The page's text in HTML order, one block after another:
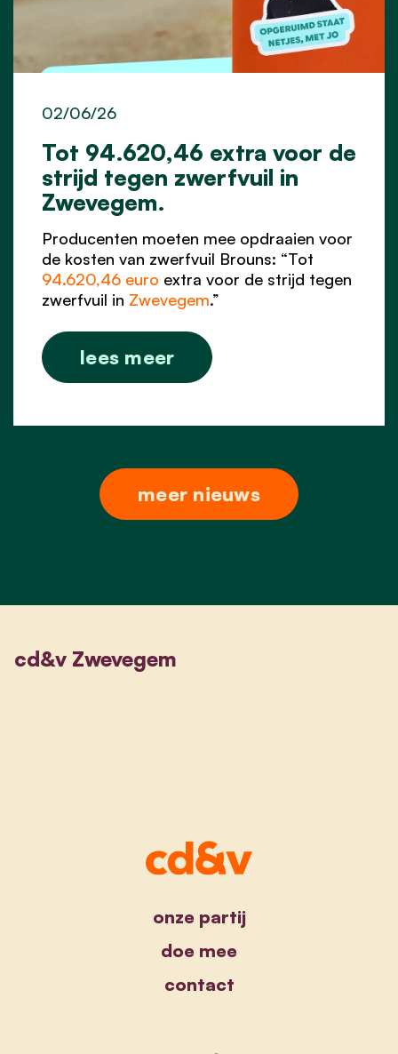
Tot 94.620,46 extra voor de
strijd tegen zwerfvuil in
Zwevegem.
02/06/26
Producenten moeten mee opdraaien voor
de kosten van zwerfvuil Brouns: “Tot
94.620,46 euro extra voor de strijd tegen
zwerfvuil in Zwevegem.”
lees meer
meer nieuws
cd&v Zwevegem
onze partij
doe mee
contact